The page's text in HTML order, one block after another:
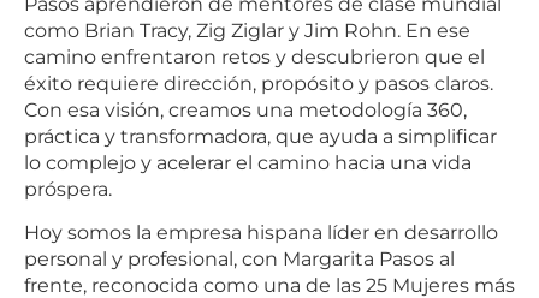
como Brian Tracy, Zig Ziglar y Jim Rohn. En ese
camino enfrentaron retos y descubrieron que el
éxito requiere dirección, propósito y pasos claros.
Con esa visión, creamos una metodología 360,
práctica y transformadora, que ayuda a simplificar
lo complejo y acelerar el camino hacia una vida
próspera.
Hoy somos la empresa hispana líder en desarrollo
personal y profesional, con Margarita Pasos al
frente, reconocida como una de las 25 Mujeres más